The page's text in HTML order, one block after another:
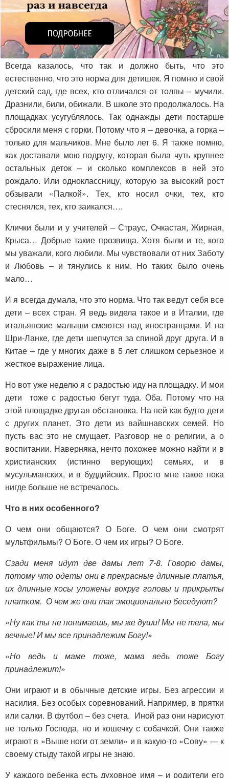
Всегда казалось, что так и должно быть, что это
естественно, что это норма для детишек. Я помню и свой
детский сад, где всех, кто отличался от толпы – мучили.
Дразнили, били, обижали. В школе это продолжалось. На
площадках усугублялось. Так однажды дети постарше
сбросили меня с горки. Потому что я – девочка, а горка –
только для мальчиков. Мне было лет 6. Я также помню,
как доставали мою подругу, которая была чуть крупнее
остальных деток – и сколько комплексов в ней это
рождало. Или одноклассницу, которую за высокий рост
обзывали «Палкой». Тех, кто носил очки, тех, кто
стеснялся, тех, кто заикался….
Клички были и у учителей – Страус, Очкастая, Жирная,
Крыса… Добрые такие прозвища. Хотя были и те, кого
мы уважали, кого любили. Мы чувствовали от них Заботу
и Любовь – и тянулись к ним. Но таких было очень
мало…
И я всегда думала, что это норма. Что так ведут себя все
дети – всех стран. Я ведь видела такое и в Италии, где
итальянские малыши смеются над иностранцами. И на
Шри-Ланке, где дети шепчутся за спиной друг друга. И в
Китае – где у многих даже в 5 лет слишком серьезное и
жесткое выражение лица.
Но вот уже неделю я с радостью иду на площадку. И мои
дети тоже с радостью бегут туда. Оба. Потому что на
этой площадке другая обстановка. На ней как будто дети
с других планет. Это дети из вайшнавских семей. Но
пусть вас это не смущает. Разговор не о религии, а о
воспитании. Наверняка, нечто похожее можно найти и в
христианских (истинно верующих) семьях, и в
мусульманских, и в буддийских. Просто мне такое пока
нигде больше не встречалось.
Что в них особенного?
О чем они общаются? О Боге. О чем они смотрят
мультфильмы? О Боге. О чем их игры? О Боге.
Сзади меня идут две дамы лет 7-8. Говорю дамы,
потому что одеты они в прекрасные длинные платья,
их длинные косы уложены вокруг головы и прикрыты
платком. О чем же они так эмоционально беседуют?
«Ну как ты не понимаешь, мы же души! Мы не тела, мы
вечные! И мы все принадлежим Богу!»
«Но ведь и маме тоже, мама ведь тоже Богу
принадлежит!»
Они играют и в обычные детские игры. Без агрессии и
насилия. Без особых соревнований. Например, в прятки
или салки. В футбол – без счета. Иной раз они нарисуют
не только Господа, но и кошечку с собачкой. Они также
играют в «Выше ноги от земли» и в какую-то «Сову» — к
своему стыду такой игры не знаю.
У каждого ребенка есть духовное имя – и родители его